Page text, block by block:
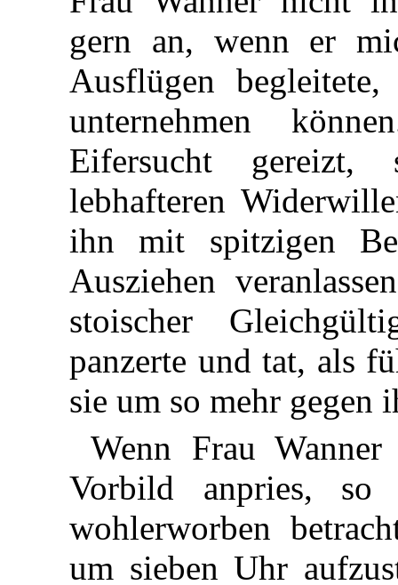
gern an, wenn er
Ausflügen
unternehmen
Eifersucht
lebhafteren
ihn mit spitzigen
Ausziehen
stoischer
panzerte und tat, als
sie um so mehr gegen
Wenn Frau
Vorbild anpries,
wohlerworben
um sieben Uhr